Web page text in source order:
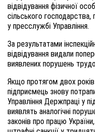
відвідування фізичної
сільського господарства,
у пресслужбі Управління.
За результатами
відвідування видали
виявлених порушень
Якщо протягом двох
підприємець знову
Управління Держпраці у
виявлять аналогічні
законів про працю